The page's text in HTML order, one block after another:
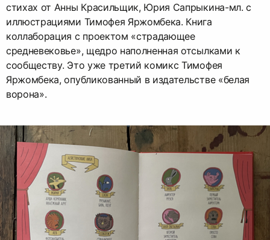
стихах от Анны Красильщик, Юрия Сапрыкина-мл. с
иллюстрациями Тимофея Яржомбека. Книга
коллаборация с проектом «страдающее
средневековье», щедро наполненная отсылками к
сообществу. Это уже третий комикс Тимофея
Яржомбека, опубликованный в издательстве «белая
ворона».